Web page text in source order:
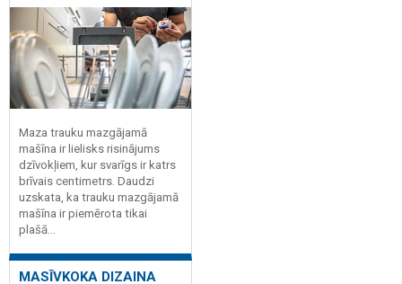
Maza trauku mazgājamā
mašīna ir lielisks risinājums
dzīvokļiem, kur svarīgs ir katrs
brīvais centimetrs. Daudzi
uzskata, ka trauku mazgājamā
mašīna ir piemērota tikai
plašā...
MASĪVKOKA DIZAINA